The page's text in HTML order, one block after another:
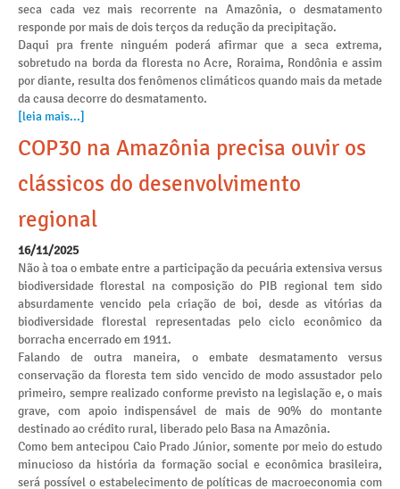
seca cada vez mais recorrente na Amazônia, o desmatamento
responde por mais de dois terços da redução da precipitação.
Daqui pra frente ninguém poderá afirmar que a seca extrema,
sobretudo na borda da floresta no Acre, Roraima, Rondônia e assim
por diante, resulta dos fenômenos climáticos quando mais da metade
da causa decorre do desmatamento.
[leia mais...]
COP30 na Amazônia precisa ouvir os
clássicos do desenvolvimento
regional
16/11/2025
Não à toa o embate entre a participação da pecuária extensiva versus
biodiversidade florestal na composição do PIB regional tem sido
absurdamente vencido pela criação de boi, desde as vitórias da
biodiversidade florestal representadas pelo ciclo econômico da
borracha encerrado em 1911.
Falando de outra maneira, o embate desmatamento versus
conservação da floresta tem sido vencido de modo assustador pelo
primeiro, sempre realizado conforme previsto na legislação e, o mais
grave, com apoio indispensável de mais de 90% do montante
destinado ao crédito rural, liberado pelo Basa na Amazônia.
Como bem antecipou Caio Prado Júnior, somente por meio do estudo
minucioso da história da formação social e econômica brasileira,
será possível o estabelecimento de políticas de macroeconomia com